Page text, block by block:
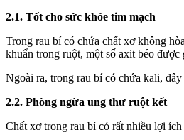
2.1. Tốt cho sức khỏe tim mạch
Trong rau bí có chứa chất xơ không
khuẩn trong ruột, một số axit béo
Ngoài ra, trong rau bí có chứa kali,
2.2. Phòng ngừa ung thư ruột kết
Chất xơ trong rau bí có rất nhiều lợi